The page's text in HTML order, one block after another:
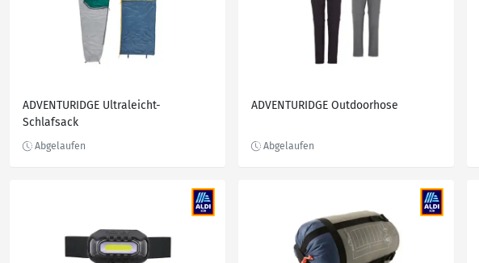
ADVENTURIDGE Ultraleicht-
Schlafsack
ADVENTURIDGE Outdoorhose